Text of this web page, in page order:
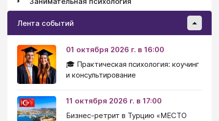
Лента событий
01 октября 2026 г. в 16:00
🎓 Практическая психология: коучинг
и консультирование
11 октября 2026 г. в 17:00
Бизнес-ретрит в Турцию «МЕСТО